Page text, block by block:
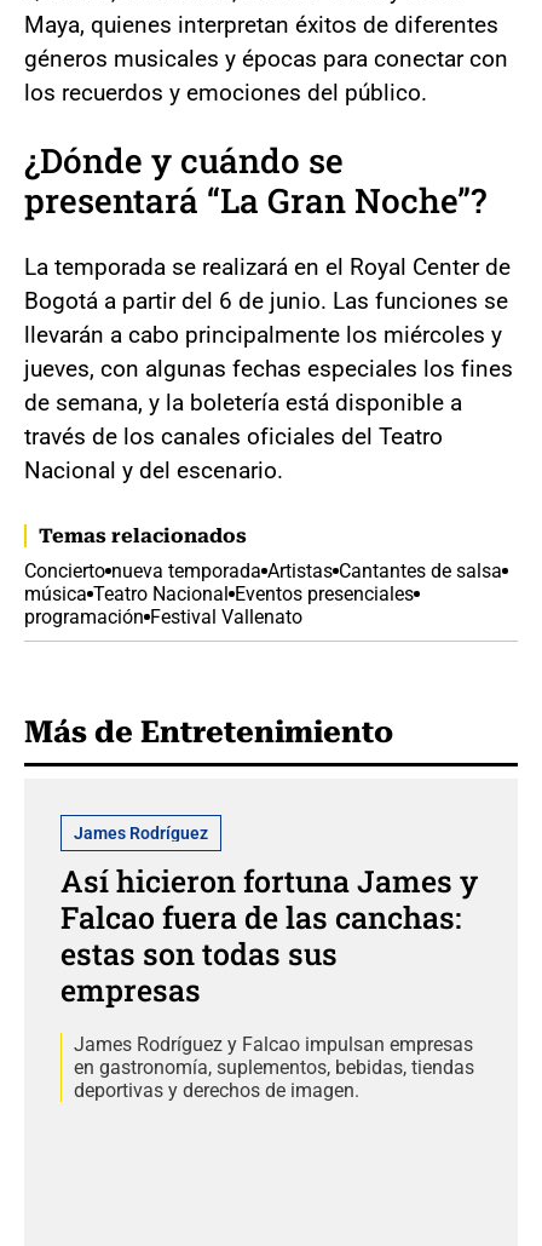
Maya, quienes interpretan éxitos de diferentes
géneros musicales y épocas para conectar con
los recuerdos y emociones del público.
¿Dónde y cuándo se
presentará “La Gran Noche”?
La temporada se realizará en el Royal Center de
Bogotá a partir del 6 de junio. Las funciones se
llevarán a cabo principalmente los miércoles y
jueves, con algunas fechas especiales los fines
de semana, y la boletería está disponible a
través de los canales oficiales del Teatro
Nacional y del escenario.
Temas relacionados
Concierto nueva temporada Artistas Cantantes de salsa
música Teatro Nacional Eventos presenciales
programación Festival Vallenato
Más de Entretenimiento
James Rodríguez
Así hicieron fortuna James y
Falcao fuera de las canchas:
estas son todas sus
empresas
James Rodríguez y Falcao impulsan empresas
en gastronomía, suplementos, bebidas, tiendas
deportivas y derechos de imagen.